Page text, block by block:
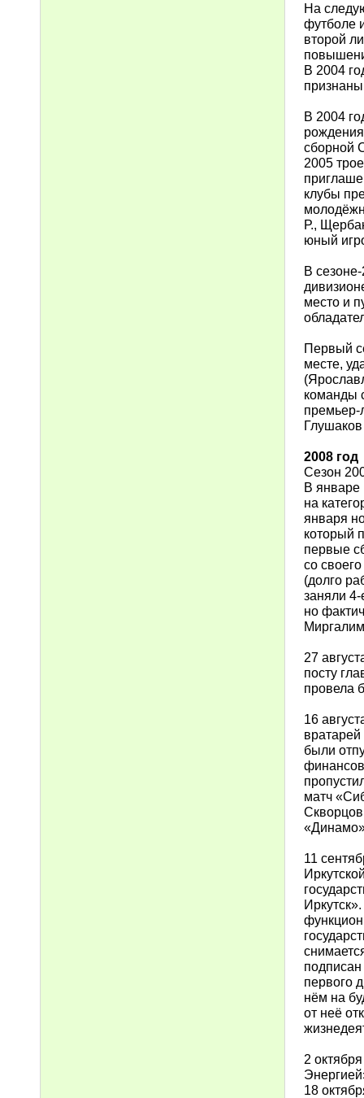
На
футболе
второй
В 2004
В 2004
сборной
2005
клубы
Р.,
юный
В
место и
Первый
месте,
команды
2008 год
Сезон
В январе
на
января
который
первые
со
(долго
заняли
но
27
посту
провела
16
были
матч
11
первого
нём на
от неё
2
18